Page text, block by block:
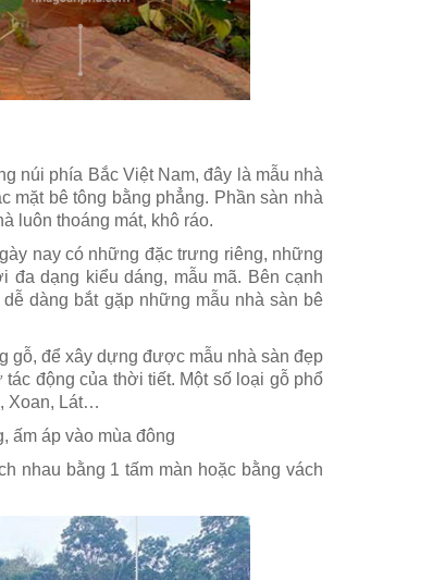
núi phía Bắc Việt Nam, đây là mẫu nhà
bê tông bằng phẳng. Phần sàn nhà
luôn thoáng mát, khô ráo.
nay có những đặc trưng riêng, những
dạng kiểu dáng, mẫu mã. Bên cạnh
dàng bắt gặp những mẫu nhà sàn bê
gỗ, để xây dựng được mẫu nhà sàn đẹp
động của thời tiết. Một số loại gỗ phổ
Xoan, Lát…
ấm áp vào mùa đông
nhau bằng 1 tấm màn hoặc bằng vách